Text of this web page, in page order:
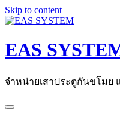
Skip to content
EAS
จำหน่ายเสาประตูกันขโม